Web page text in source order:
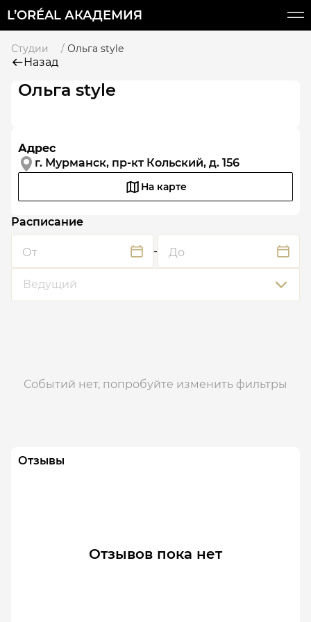
L’ORÉAL АКАДЕМИЯ
Студии Ольга style
Назад
Ольга style
Адрес
г. Мурманск, пр-кт Кольский, д. 156
На карте
Расписание
От - До
Ведущий
Событий нет, попробуйте изменить фильтры
Отзывы
Отзывов пока нет